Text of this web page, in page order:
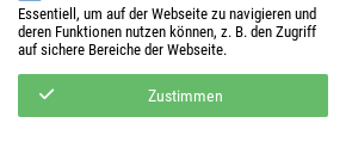
*
Essentiell, um auf der Webseite zu navigieren und
deren Funktionen nutzen können, z. B. den Zugriff
auf sichere Bereiche der Webseite.
Zustimmen